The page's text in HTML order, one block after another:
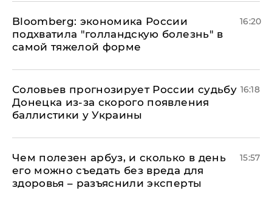
Bloomberg: экономика России
подхватила "голландскую болезнь" в
самой тяжелой форме
16:20
Соловьев прогнозирует России судьбу
Донецка из-за скорого появления
баллистики у Украины
16:18
Чем полезен арбуз, и сколько в день
его можно съедать без вреда для
здоровья – разъяснили эксперты
15:57